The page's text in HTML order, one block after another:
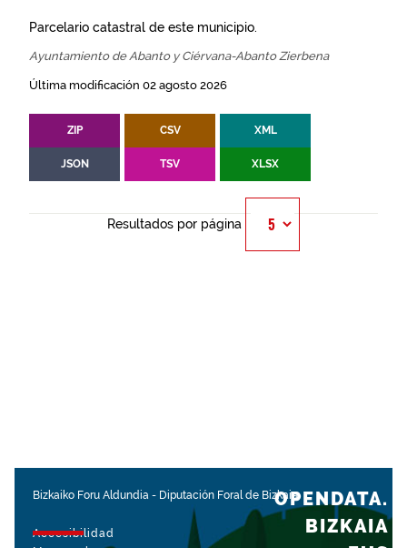
Parcelario catastral de este municipio.
Ayuntamiento de Abanto y Ciérvana-Abanto Zierbena
Última modificación 02 agosto 2026
ZIP CSV XML
JSON TSV XLSX
Resultados por página
Bizkaiko Foru Aldundia - Diputación Foral de Bizkaia
Accesibilidad
OPENDATA.
BIZKAIA